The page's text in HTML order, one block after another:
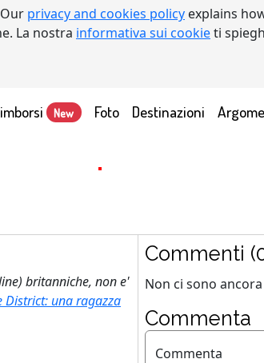
privacy and cookies policy explains
La nostra informativa sui cookieti
New Foto Destinazioni
britanniche, non e'
District: una ragazza
Commenti
Non ci sono
Commenta
Commenta